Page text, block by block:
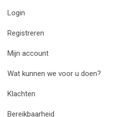
Login
Registreren
Mijn account
Wat kunnen we voor u doen?
Klachten
Bereikbaarheid